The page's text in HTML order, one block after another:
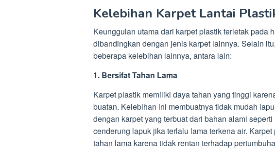
Kelebihan Karpet Lantai
Keunggulan utama dari karpet plastik terletak pada
dibandingkan dengan jenis karpet lainnya. Selain
beberapa kelebihan lainnya, antara lain:
1. Bersifat Tahan Lama
Karpet plastik memiliki daya tahan yang tinggi
buatan. Kelebihan ini membuatnya tidak mudah
dengan karpet yang terbuat dari bahan alami
cenderung lapuk jika terlalu lama terkena air.
tahan lama karena tidak rentan terhadap